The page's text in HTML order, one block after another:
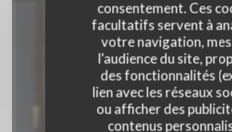
consentement. Ces
facultatifs servent à
votre navigation,
l'audience du site,
des fonctionnalités
lien avec les réseaux
ou afficher des
contenus
Tante
CUISINE GOURMANDE|